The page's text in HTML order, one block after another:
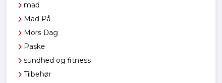
mad
Mad På
Mors Dag
Paske
sundhed og fitness
Tilbehør